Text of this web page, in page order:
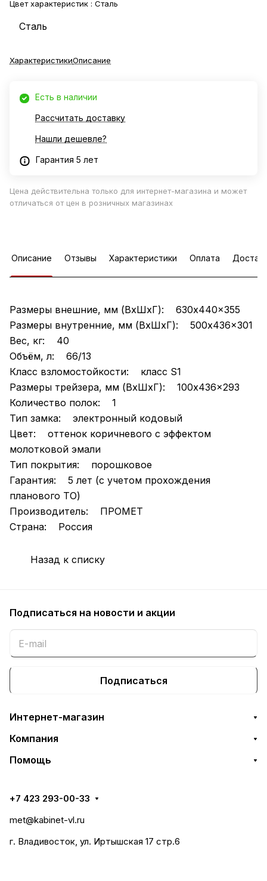
Цвет характеристик : Сталь
Сталь
ХарактеристикиОписание
Есть в наличии
Рассчитать доставку
Нашли дешевле?
Гарантия 5 лет
Цена действительна только для интернет-магазина и может
отличаться от цен в розничных магазинах
Описание Отзывы Характеристики Оплата
Размеры внешние, мм (ВхШхГ): 630x440x355
Размеры внутренние, мм (ВхШхГ): 500x436x301
Вес, кг: 40
Объём, л: 66/13
Класс взломостойкости: класс S1
Размеры трейзера, мм (ВхШхГ): 100x436x293
Количество полок: 1
Тип замка: электронный кодовый
Цвет: оттенок коричневого с эффектом
молотковой эмали
Тип покрытия: порошковое
Гарантия: 5 лет (с учетом прохождения
планового ТО)
Производитель: ПРОМЕТ
Страна: Россия
Назад к списку
Подписаться на новости и акции
Подписаться
Интернет-магазин
Компания
Помощь
+7 423 293-00-33
met@kabinet-vl.ru
г. Владивосток, ул. Иртышская 17 стр.6